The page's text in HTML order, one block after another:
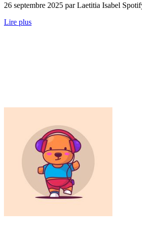
26 septembre 2025 par Laetitia Isabel
Lire plus